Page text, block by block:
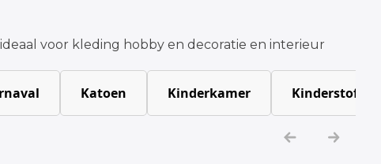
voor kleding hobby en decoratie en interieur
Katoen Kinderkamer Kinderstoffen